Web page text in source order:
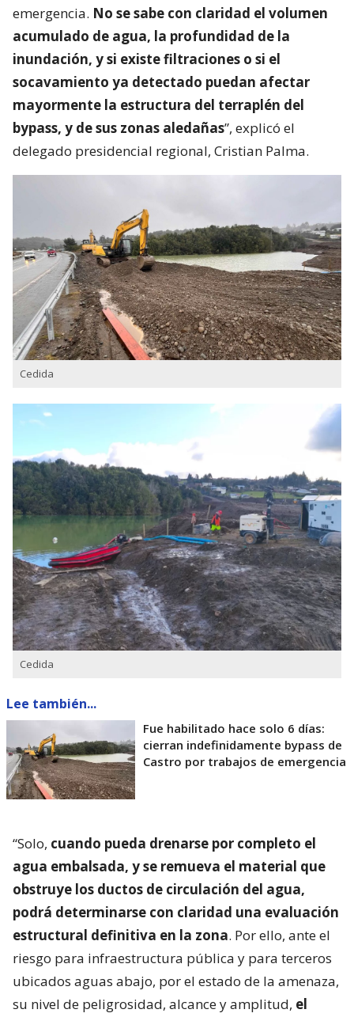
emergencia. No se sabe con claridad el volumen
acumulado de agua, la profundidad de la
inundación, y si existe filtraciones o si el
socavamiento ya detectado puedan afectar
mayormente la estructura del terraplén del
bypass, y de sus zonas aledañas”, explicó el
delegado presidencial regional, Cristian Palma.
Cedida
Cedida
Lee también...
Fue habilitado hace solo 6 días:
cierran indefinidamente bypass de
Castro por trabajos de emergencia
“Solo, cuando pueda drenarse por completo el
agua embalsada, y se remueva el material que
obstruye los ductos de circulación del agua,
podrá determinarse con claridad una evaluación
estructural definitiva en la zona. Por ello, ante el
riesgo para infraestructura pública y para terceros
ubicados aguas abajo, por el estado de la amenaza,
su nivel de peligrosidad, alcance y amplitud, el